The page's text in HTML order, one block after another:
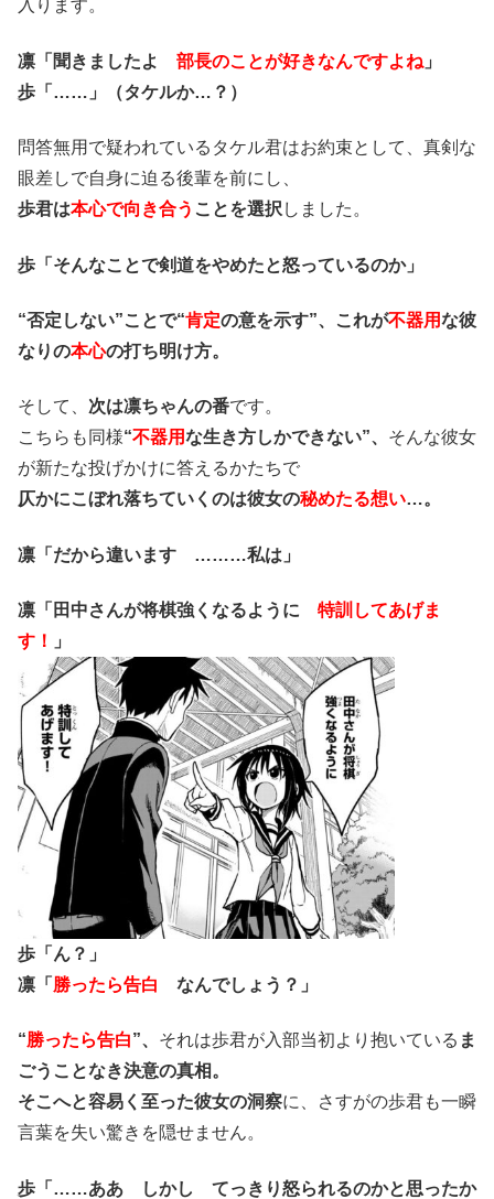
入ります。
凛「聞きましたよ 部長のことが好きなんですよね 」
歩「……」（タケルか…？）
問答無用で疑われているタケル君はお約束として、真剣な
眼差しで自身に迫る後輩を前にし、
歩君は本心で向き合う ことを選択 しました。
歩「そんなことで剣道をやめたと怒っているのか」
“否定しない”ことで“肯定の意を示す”、これが不器用な彼
なりの本心の打ち明け方。
そして、 次は凛ちゃんの番です。
こちらも同様“不器用な生き方しかできない”、 そんな彼女
が新たな投げかけに答えるかたちで
仄かにこぼれ落ちていくのは彼女の秘めたる想い…。
凛「だから違います ………私は」
凛「田中さんが将棋強くなるように 特訓してあげま
す！
」
歩「ん？」
凛「 勝ったら告白 なんでしょう？」
“勝ったら告白”、 それは歩君が入部当初より抱いている ま
ごうことなき決意の真相。
そこへと容易く至った彼女の洞察に、さすがの歩君も一瞬
言葉を失い驚きを隠せません。
歩「……ああ しかし てっきり怒られるのかと思ったか